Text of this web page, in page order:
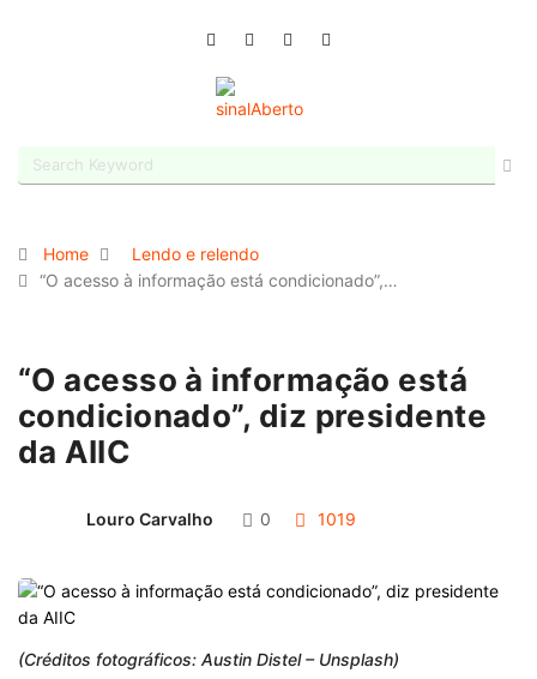
Home
Lendo e relendo
“O acesso à informação está condicionado”,…
“O acesso à informação está
condicionado”, diz presidente
da AIIC
Louro Carvalho 0 1019
(Créditos fotográficos: Austin Distel – Unsplash)